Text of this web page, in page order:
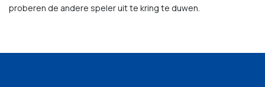
proberen de andere speler uit te kring te duwen.